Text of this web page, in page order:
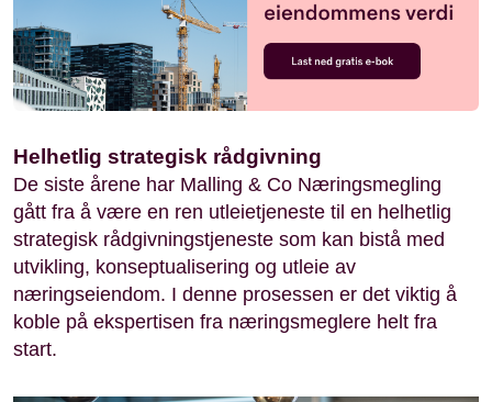
Helhetlig strategisk rådgivning
De siste årene har Malling & Co Næringsmegling
gått fra å være en ren utleietjeneste til en helhetlig
strategisk rådgivningstjeneste som kan bistå med
utvikling, konseptualisering og utleie av
næringseiendom. I denne prosessen er det viktig å
koble på ekspertisen fra næringsmeglere helt fra
start.